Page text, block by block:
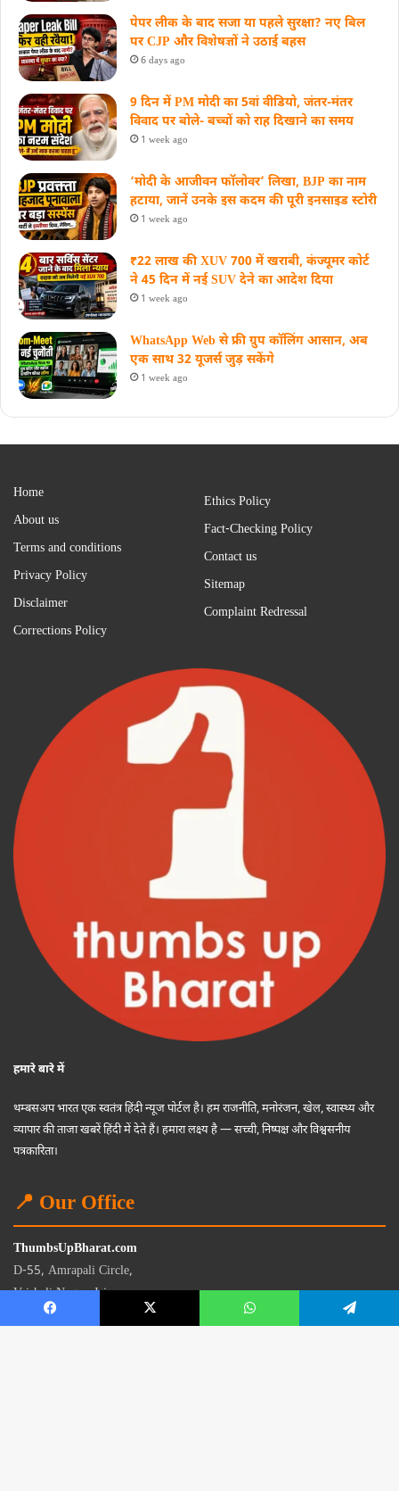
पेपर लीक के बाद सजा या पहले सुरक्षा? नए बिल
पर CJP और विशेषज्ञों ने उठाई बहस
6 days ago
9 दिन में PM मोदी का 5वां वीडियो, जंतर-मंतर
विवाद पर बोले- बच्चों को राह दिखाने का समय
1 week ago
‘मोदी के आजीवन फॉलोवर’ लिखा, BJP का नाम
हटाया, जानें उनके इस कदम की पूरी इनसाइड स्‍टोरी
1 week ago
₹22 लाख की XUV 700 में खराबी, कंज्यूमर कोर्ट
ने 45 दिन में नई SUV देने का आदेश दिया
1 week ago
WhatsApp Web से फ्री ग्रुप कॉलिंग आसान, अब
एक साथ 32 यूजर्स जुड़ सकेंगे
1 week ago
Home
About us
Terms and conditions
Privacy Policy
Disclaimer
Corrections Policy
Ethics Policy
Fact-Checking Policy
Contact us
Sitemap
Complaint Redressal
हमारे बारे में
थम्बसअप भारत एक स्वतंत्र हिंदी न्यूज पोर्टल है। हम राजनीति, मनोरंजन, खेल, स्वास्थ्य और
व्यापार की ताजा खबरें हिंदी में देते हैं। हमारा लक्ष्य है — सच्ची, निष्पक्ष और विश्वसनीय
पत्रकारिता।
📍 Our Office
ThumbsUpBharat.com
D-55, Amrapali Circle,
Vaishali Nagar, Jaipur
Rajasthan - 302021